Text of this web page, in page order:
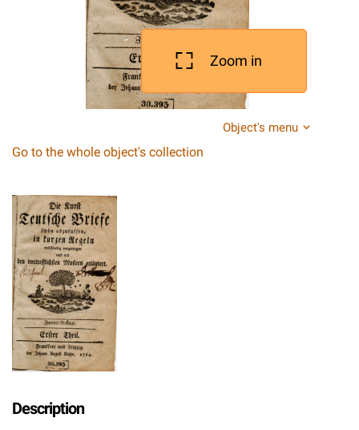
Zoom in
Object's menu
Go to the whole object's collection
Description